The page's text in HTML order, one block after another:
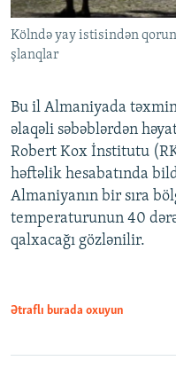
Kölndə yay istisindən
şlanqlar
Bu il Almaniyada
əlaqəli səbəblərdən
Robert Kox İnstitutu
həftəlik hesabatında
Almaniyanın bir sıra
temperaturunun 40
qalxacağı gözlənilir.
Ətraflı burada oxuyun